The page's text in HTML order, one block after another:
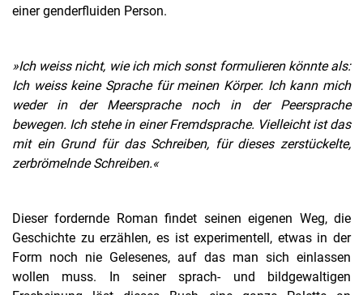
einer genderfluiden Person.
»Ich weiss nicht, wie ich mich sonst formulieren könnte als:
Ich weiss keine Sprache für meinen Körper. Ich kann mich
weder in der Meersprache noch in der Peersprache
bewegen. Ich stehe in einer Fremdsprache. Vielleicht ist das
mit ein Grund für das Schreiben, für dieses zerstückelte,
zerbrömelnde Schreiben.«
Dieser fordernde Roman findet seinen eigenen Weg, die
Geschichte zu erzählen, es ist experimentell, etwas in der
Form noch nie Gelesenes, auf das man sich einlassen
wollen muss. In seiner sprach- und bildgewaltigen